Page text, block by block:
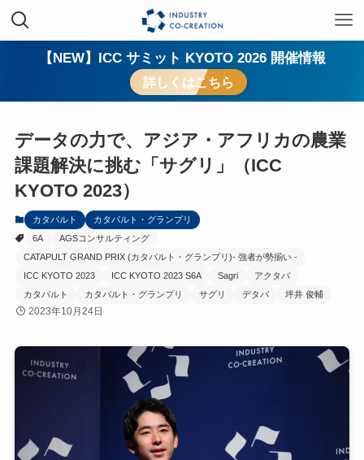
【NEW】ICC サミット KYOTO 2026 開催情報
詳しくはこちら
データの力で、アジア・アフリカの農業
課題解決に挑む「サグリ」（ICC
KYOTO 2023）
カタパルト
カタパルト・グランプリ
6A
AGSコンサルティング
CATAPULT GRAND PRIX (カタパルト・グランプリ)- 強者が勢揃い -
ICC KYOTO 2023
ICC KYOTO 2023 S6A Sagri
アクタバ
カタパルト
カタパルト・グランプリ サグリ デタバ 坪井 俊輔
2023年10月24日